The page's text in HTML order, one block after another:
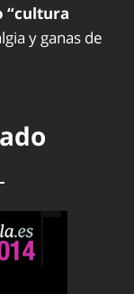
“cultura
y ganas de